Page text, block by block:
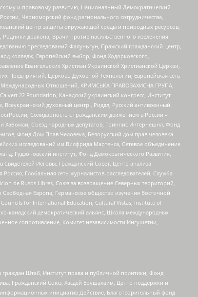
и правовому развитию, Национальный Демократический
Черноморский фонд регионального сотрудничества,
центр защиты окружающей среды и природных ресурсов,
дракона, Врачи против насильственного извлечения
преследований Фалуньгун, Пражский гражданский центр,
колледж, Европейский выбор, Фонд Ходорковского,
Евангельских Христиан Украинской Христианской Церкви,
Предприятий, Церковь Духовной Технологии, Европейская сеть
Международных Отношений, КРИМСЬКА ПРАВОЗАХИСНА ГРУПА,
22 Foundation, Канадский украинский конгресс, Институт
духовный центр , Риддл, Русский антивоенный
Солидарность с гражданским движением в России –
Хабомаи, Съезд народных депутатов, Гринпис Интернешнл, Фонд
Фонд Дом Прав Человека, Белорусский дом прав человека
исследований им Вилфрида Мартенса, Сетевое объединение
Гудзоновский институт, Фонд Демократического Развития,
Иеговы, Гражданский Совет, Центр анализа
Глобальная сеть журналистов-расследователей, Служба
de Rusos Libres, Союз за возвращение Северных территорий,
Европа, Германское общество изучения Восточной
for International Education, Cultural Vistas, Institute of
канадский демократический альянс, Школа международных
сопротивление, Комитет независимости Ингушетии,
Штаб, Институт права и публичной политики, Фонд
Гражданский Союз, Хасдей Ерушалаим, Центр поддержки и
инициатив Действие, Благотворительный фонд